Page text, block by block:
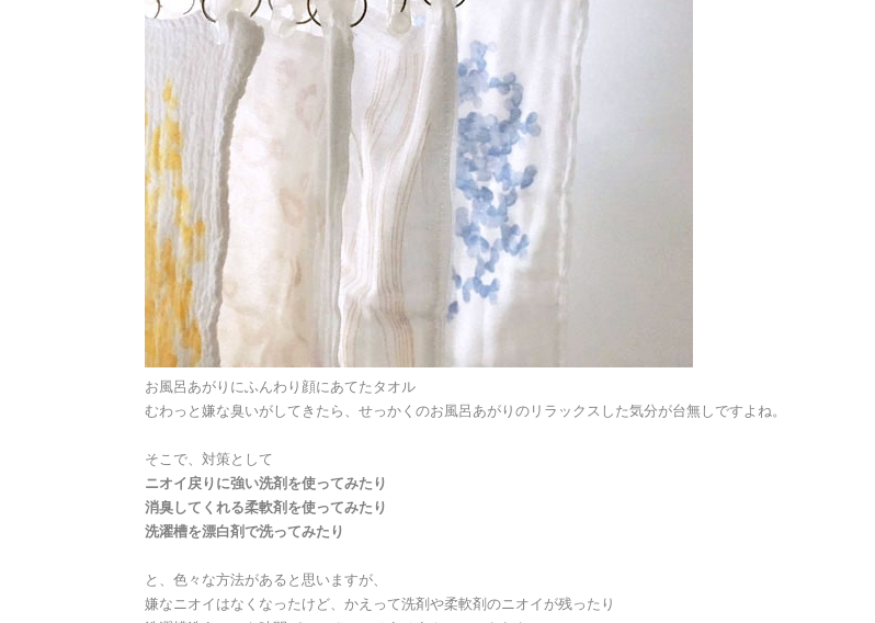
お風呂あがりにふんわり顔にあてたタオル
むわっと嫌な臭いがしてきたら、せっかくのお風呂あがりのリラックスした気分が台無しですよね。
そこで、対策として
ニオイ戻りに強い洗剤を使ってみたり
消臭してくれる柔軟剤を使ってみたり
洗濯槽を漂白剤で洗ってみたり
と、色々な方法があると思いますが、
嫌なニオイはなくなったけど、かえって洗剤や柔軟剤のニオイが残ったり